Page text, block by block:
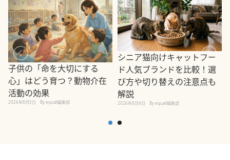
子供の「命を大切にする
心」はどう育つ？動物介在
活動の効果
2026年8月5日 By equall編集部
シニア猫向けキャットフー
ド人気ブランドを比較！選
び方や切り替えの注意点も
解説
2026年8月4日 By equall編集部